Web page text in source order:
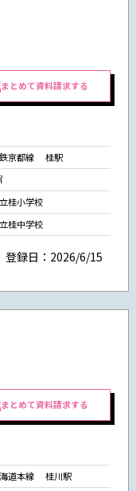
まとめて資料請求する
鉄京都線 桂駅
桂小学校
桂中学校
登録日：2026/6/15
まとめて資料請求する
海道本線 桂川駅